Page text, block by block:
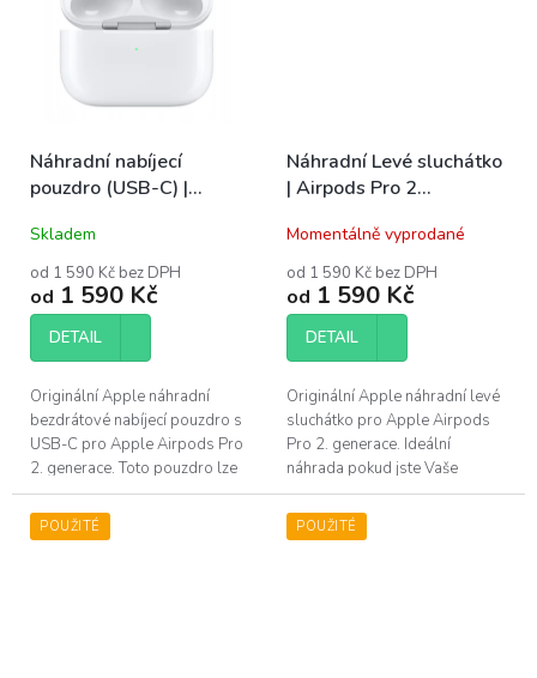
Náhradní nabíjecí
pouzdro (USB-C) |
Skladem
od 1 590 Kč bez DPH
od 1 590 Kč
DETAIL
Originální Apple náhradní
bezdrátové nabíjecí pouzdro s
USB-C pro Apple Airpods Pro
2. generace. Toto pouzdro lze
nabíjet pomocí USB-C kabelu,
či bezdrátově. Ideální náhrada...
Náhradní Levé sluchátko
| Airpods Pro 2
Momentálně vyprodané
od 1 590 Kč bez DPH
od 1 590 Kč
DETAIL
Originální Apple náhradní levé
sluchátko pro Apple Airpods
Pro 2. generace. Ideální
náhrada pokud jste Vaše
sluchátko ztratili, poškodili, či
již mu nevydrží baterie....
POUŽITÉ POUŽITÉ